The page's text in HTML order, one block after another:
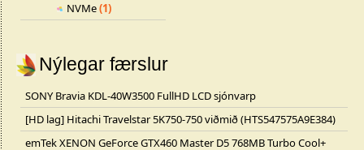
NVMe(1)
Nýlegar færslur
SONY Bravia KDL-40W3500 FullHD LCD sjónvarp
[HD lag] Hitachi Travelstar 5K750-750 viðmið (HTS547575A9E384)
emTek XENON GeForce GTX460 Master D5 768MB Turbo Cool+